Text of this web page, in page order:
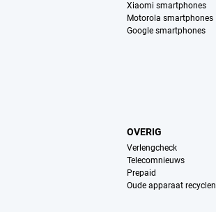
Xiaomi smartphones
Motorola smartphones
Google smartphones
OVERIG
Verlengcheck
Telecomnieuws
Prepaid
Oude apparaat recyclen